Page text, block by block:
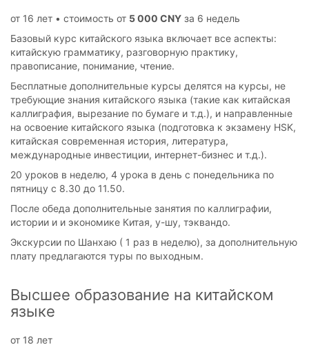
от 16 лет • стоимость от 5 000 CNY за 6 недель
Базовый курс китайского языка включает все аспекты:
китайскую грамматику, разговорную практику,
правописание, понимание, чтение.
Бесплатные дополнительные курсы делятся на курсы, не
требующие знания китайского языка (такие как китайская
каллиграфия, вырезание по бумаге и т.д.), и направленные
на освоение китайского языка (подготовка к экзамену HSK,
китайская современная история, литература,
международные инвестиции, интернет-бизнес и т.д.).
20 уроков в неделю, 4 урока в день с понедельника по
пятницу с 8.30 до 11.50.
После обеда дополнительные занятия по каллиграфии,
истории и и экономике Китая, у-шу, тэквандо.
Экскурсии по Шанхаю ( 1 раз в неделю), за дополнительную
плату предлагаются туры по выходным.
Высшее образование на китайском
языке
от 18 лет